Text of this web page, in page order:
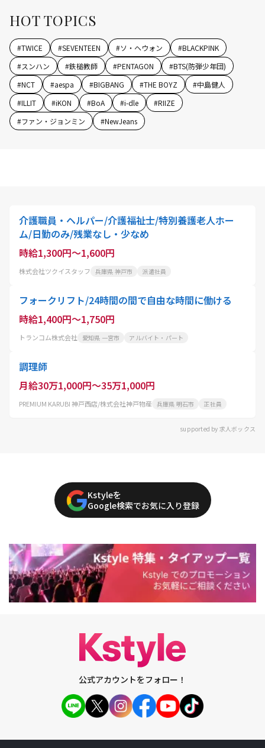
HOT TOPICS
#TWICE #SEVENTEEN #ソ・ヘウォン #BLACKPINK
#スンハン #鉄槌教師 #PENTAGON #BTS(防弾少年団)
#NCT #aespa #BIGBANG #THE BOYZ #中島健人
#ILLIT #iKON #BoA #i-dle #RIIZE
#ファン・ジョンミン #NewJeans
介護職員・ヘルパー/介護福祉士/特別養護老人ホー
ム/日勤のみ/残業なし・少なめ
時給1,300円～1,600円
株式会社ツクイスタッフ 兵庫県 神戸市 派遣社員
フォークリフト/24時間の間で自由な時間に働ける
時給1,400円～1,750円
トランコム株式会社 愛知県 一宮市 アルバイト・パート
調理師
月給30万1,000円～35万1,000円
PREMIUM KARUBI 神戸西店/株式会社神戸物産 兵庫県 明石市 正社員
supported by 求人ボックス
Kstyleを
Google検索でお気に入り登録
公式アカウントをフォロー！